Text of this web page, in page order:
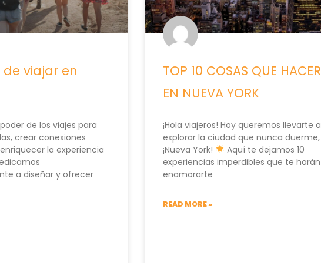
de viajar en
de los viajes para
crear conexiones
la experiencia
a diseñar y ofrecer
TOP 10 COSAS QUE HACER
EN NUEVA YORK
¡Hola viajeros! Hoy queremos llevarte a
explorar la ciudad que nunca duerme,
¡Nueva York!
Aquí te dejamos 10
experiencias imperdibles que te harán
enamorarte
READ MORE »